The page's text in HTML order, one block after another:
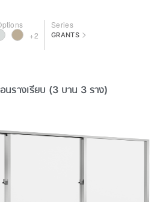
+2
Series
GRANTS >
นรางเรียบ (3 บาน 3 ราง)